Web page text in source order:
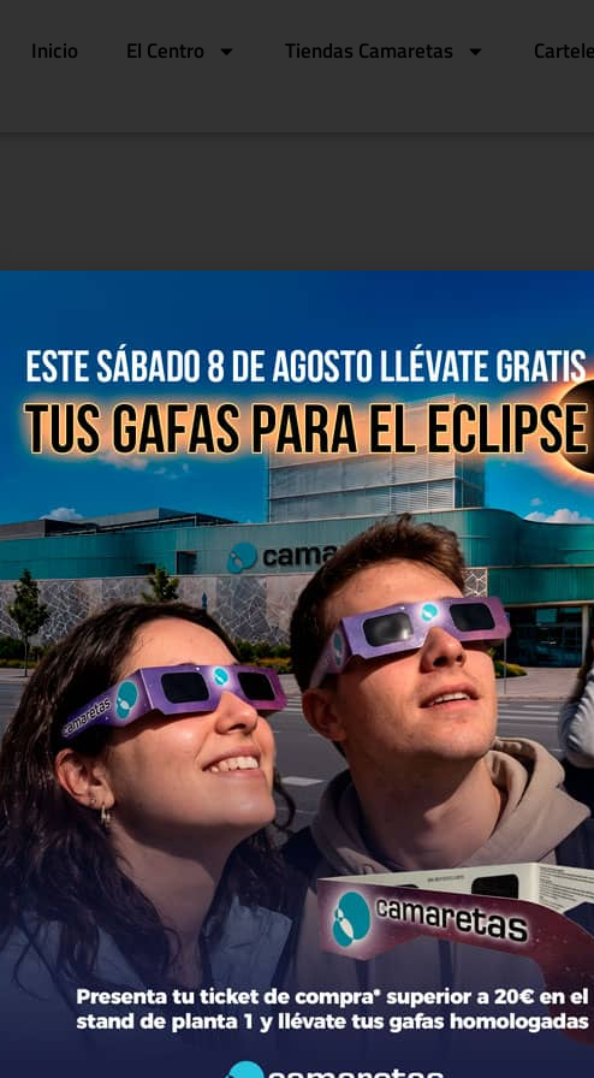
Inicio El Centro Tiendas Camaretas
del centro
Información general
Directorio de tiendas y Planos
Contacto
Política de Privacidad
Aviso Legal
Política de Cookies
Bases legales Concursos y Promociones
Tiendas
Hogar y Alimentación
Regalos y Complementos
Ocio y Restauración
Servicios
Otros comparativos